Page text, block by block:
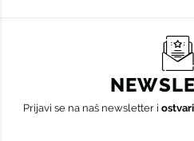
Prijavi se na naš newsletter i